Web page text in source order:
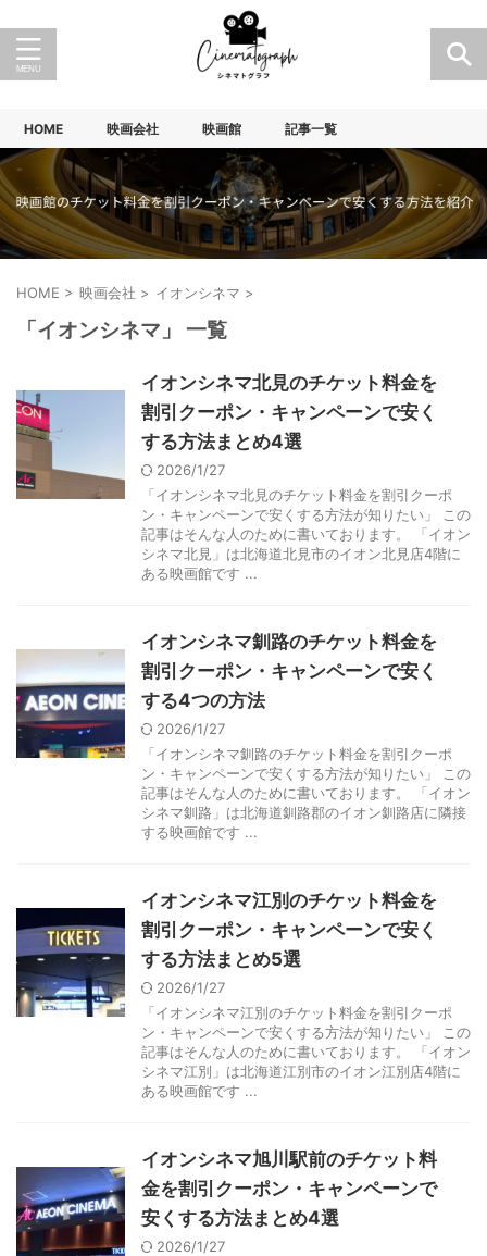
HOME 映画会社 映画館 記事一覧
HOME > 映画会社 > イオンシネマ >
「イオンシネマ」 一覧
イオンシネマ北見のチケット料金を
割引クーポン・キャンペーンで安く
する方法まとめ4選
2026/1/27
「イオンシネマ北見のチケット料金を割引クーポ
ン・キャンペーンで安くする方法が知りたい」 この
記事はそんな人のために書いております。 「イオン
シネマ北見」は北海道北見市のイオン北見店4階に
ある映画館です ...
イオンシネマ釧路のチケット料金を
割引クーポン・キャンペーンで安く
する4つの方法
2026/1/27
「イオンシネマ釧路のチケット料金を割引クーポ
ン・キャンペーンで安くする方法が知りたい」 この
記事はそんな人のために書いております。 「イオン
シネマ釧路」は北海道釧路郡のイオン釧路店に隣接
する映画館です ...
イオンシネマ江別のチケット料金を
割引クーポン・キャンペーンで安く
する方法まとめ5選
2026/1/27
「イオンシネマ江別のチケット料金を割引クーポ
ン・キャンペーンで安くする方法が知りたい」 この
記事はそんな人のために書いております。 「イオン
シネマ江別」は北海道江別市のイオン江別店4階に
ある映画館です ...
イオンシネマ旭川駅前のチケット料
金を割引クーポン・キャンペーンで
安くする方法まとめ4選
2026/1/27